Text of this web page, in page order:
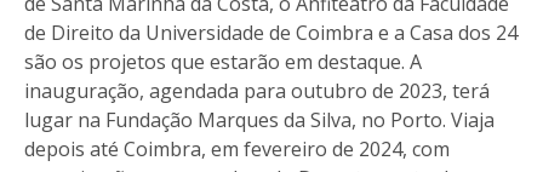
de Direito da Universidade de Coimbra e a Casa dos 24
são os projetos que estarão em destaque. A
inauguração, agendada para outubro de 2023, terá
lugar na Fundação Marques da Silva, no Porto. Viaja
depois até Coimbra, em fevereiro de 2024, com